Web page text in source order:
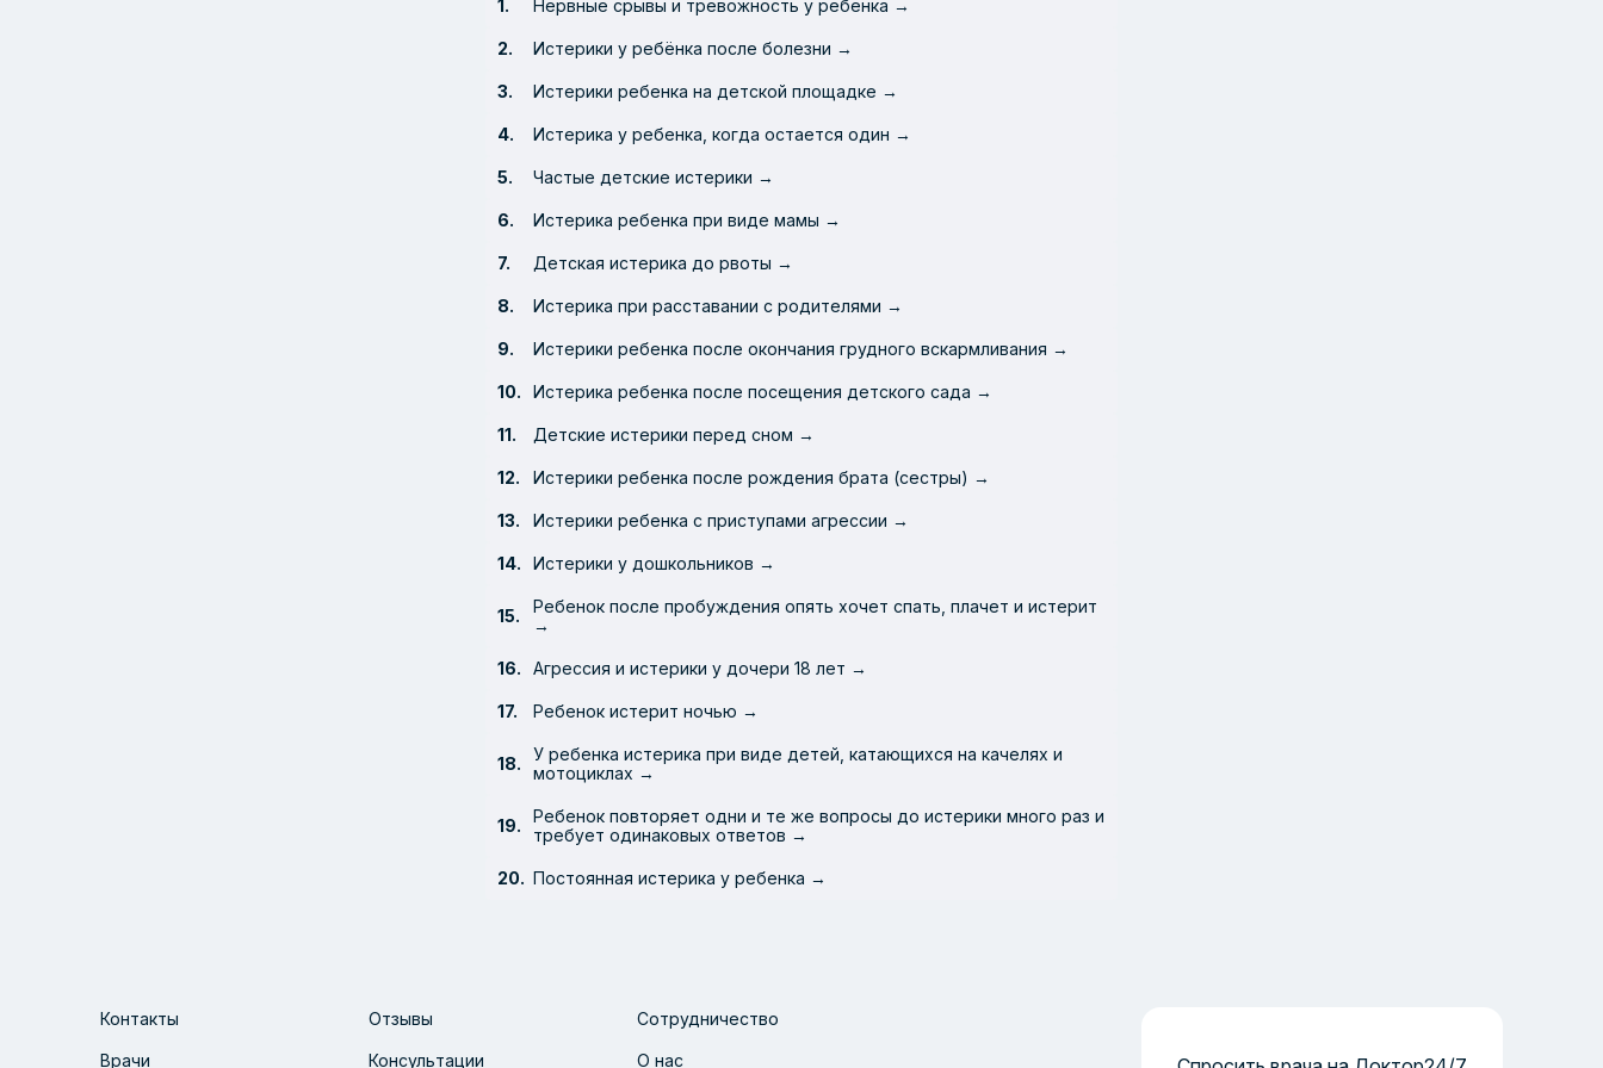
Нервные срывы и тревожность у ребенка →
Истерики у ребёнка после болезни →
Истерики ребенка на детской площадке →
Истерика у ребенка, когда остается один →
Частые детские истерики →
Истерика ребенка при виде мамы →
Детская истерика до рвоты →
Истерика при расставании с родителями →
Истерики ребенка после окончания грудного вскармливания →
Истерика ребенка после посещения детского сада →
Детские истерики перед сном →
Истерики ребенка после рождения брата (сестры) →
Истерики ребенка с приступами агрессии →
Истерики у дошкольников →
Ребенок после пробуждения опять хочет спать, плачет и истерит
→
Агрессия и истерики у дочери 18 лет →
Ребенок истерит ночью →
У ребенка истерика при виде детей, катающихся на качелях и
мотоциклах →
Ребенок повторяет одни и те же вопросы до истерики много раз и
требует одинаковых ответов →
Постоянная истерика у ребенка →
Контакты Отзывы Сотрудничество
Врачи Консультации О нас